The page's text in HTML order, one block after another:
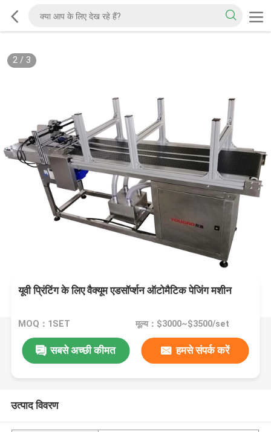
2/ 3
यूवी प्रिंटिंग के लिए वैक्यूम एडसॉर्प्शन ऑटोमैटिक पेजिंग मशीन
MOQ：1SET मूल्य：$3000~$3500/set
सबसे अच्छी कीमत हमसे संपर्क करें
उत्पाद विवरण